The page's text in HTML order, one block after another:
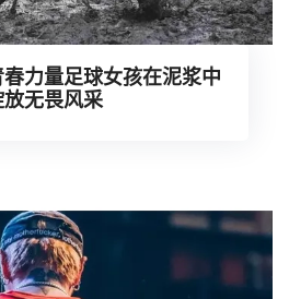
力量足球女孩在泥浆中
无畏风采